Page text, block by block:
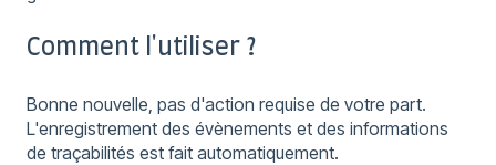
Comment l'utiliser ?
Bonne nouvelle, pas d'action requise de votre part.
L'enregistrement des évènements et des informations
de traçabilités est fait automatiquement.